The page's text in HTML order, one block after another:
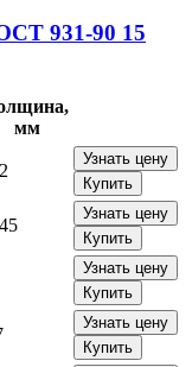
931-90 15
мм
Узнать цену
Купить
Узнать цену
Купить
Узнать цену
Купить
Узнать цену
Купить